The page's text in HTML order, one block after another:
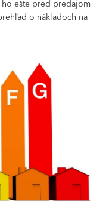
ešte pred predajom
o nákladoch na